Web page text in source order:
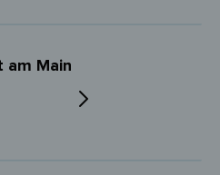
am Main